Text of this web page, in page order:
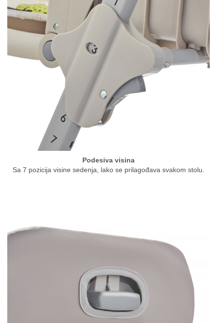
Podesiva visina
Sa 7 pozicija visine sedenja, lako se prilagođava svakom stolu.